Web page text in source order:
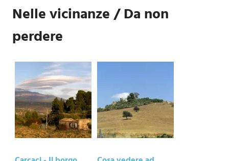
Nelle vicinanze / Da non
perdere